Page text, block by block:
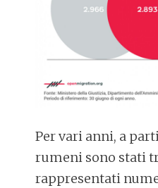
Per vari anni, a
rumeni sono stati
rappresentati